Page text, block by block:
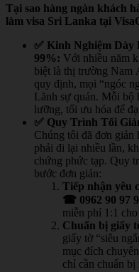
Tại sao hàng ngàn khách
làm visa Sri Lanka tại
✅ Kinh Nghiệm
99%: Với nhiều năm
biệt là thị trường Nam
quy định, mọi “ngóc
Lãnh sự quán. Mỗi bộ
lưỡng, tối ưu hóa để
✅ Quy Trình Tối
Chúng tôi đã đơn giản
phải đi lại nhiều lần,
chứng phức tạp. Quy
bước đơn giản:
Tiếp nhận yêu
☎ 0962 90 97
miễn phí 1:1
Chuẩn bị giấy
giấy tờ “siêu
mục đích
chỉ cần chuẩn